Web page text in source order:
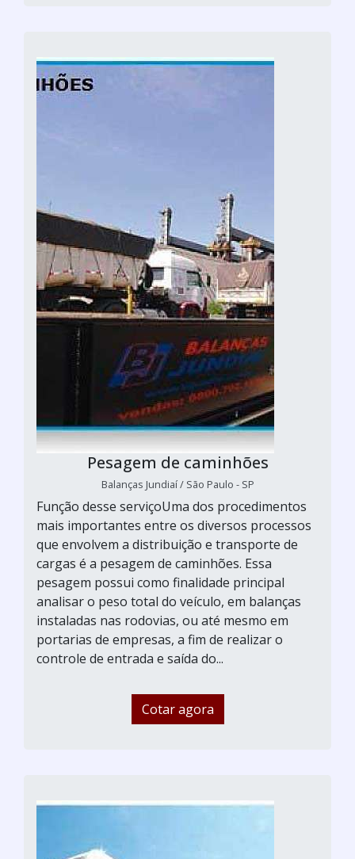
Pesagem de caminhões
Balanças Jundiaí / São Paulo - SP
Função desse serviçoUma dos procedimentos
mais importantes entre os diversos processos
que envolvem a distribuição e transporte de
cargas é a pesagem de caminhões. Essa
pesagem possui como finalidade principal
analisar o peso total do veículo, em balanças
instaladas nas rodovias, ou até mesmo em
portarias de empresas, a fim de realizar o
controle de entrada e saída do...
Cotar agora